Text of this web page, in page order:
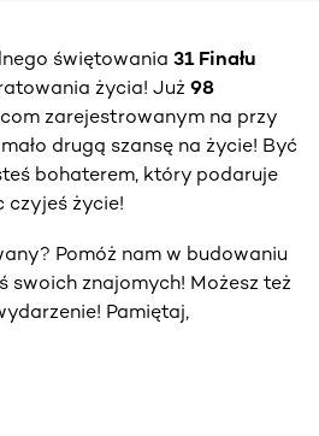
świętowania 31 Finału
życia! Już 98
zarejestrowanym na przy
drugą szansę na życie! Być
bohaterem, który podaruje
czyjeś życie!
Pomóż nam w budowaniu
swoich znajomych! Możesz też
Pamiętaj,